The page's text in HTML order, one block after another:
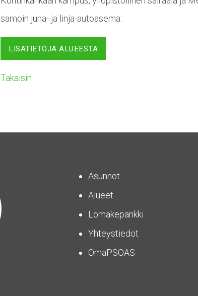
samoin juna- ja linja-autoasema.
LISÄTIETOJA ALUEESTA
Takaisin
Asunnot
Alueet
Lomakepankki
Yhteystiedot
OmaPSOAS